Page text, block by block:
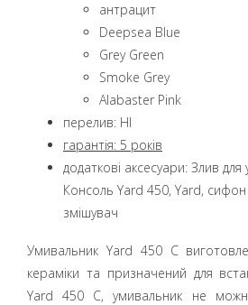
aнтрацит
Deepsea Blue
Grey Green
Smoke Grey
Alabaster Pink
перелив: НІ
гарантія: 5 років
додаткові аксесуари: Злив
Консоль Yard 450, Yard, сифон
змішувач
Умивальник Yard 450 C
кераміки та призначений для
Yard 450 C, умивальник не